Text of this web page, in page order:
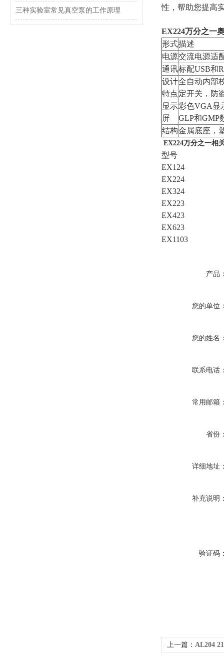
三种实验室常见真空泵的工作原理
性，帮助您提高
EX224万分之一
形式描述
电源交流电源适
通讯标配USB和
设计
特点
全自动内部
定开关，防
显示
屏
彩色VGA显
GLP和GMP
结构金属底座，
EX224万分之一相
型号
EX124
EX224
EX324
EX223
EX423
EX623
EX1103
产品
您的单位
您的姓名
联系电话
常用邮箱
省份
详细地址
补充说明
验证码
上一篇： AL204